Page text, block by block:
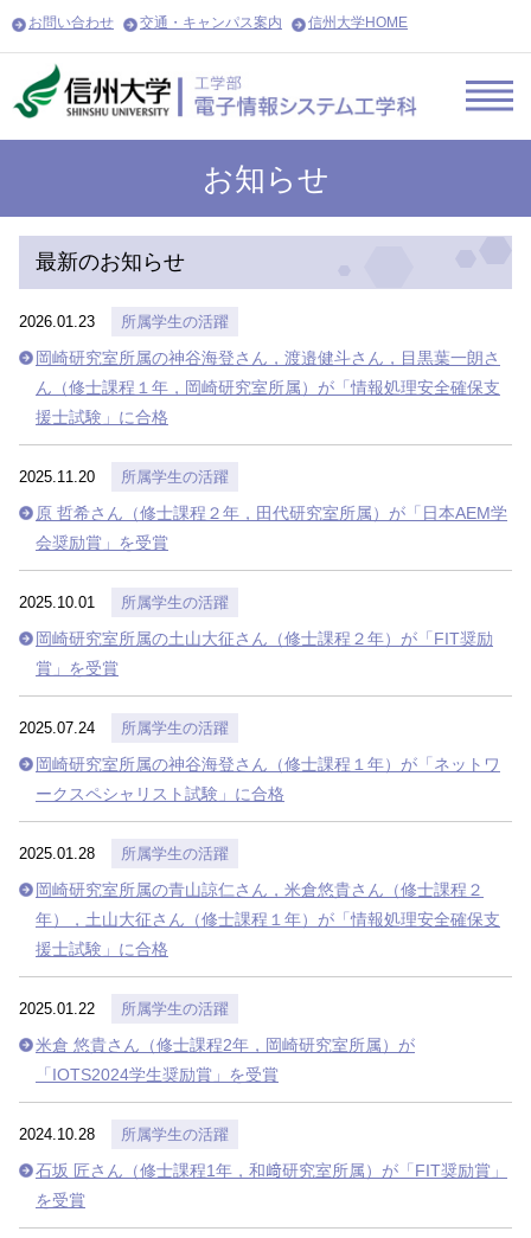
お問い合わせ 交通・キャンパス案内 信州大学HOME
お知らせ
最新のお知らせ
2026.01.23 所属学生の活躍
岡崎研究室所属の神谷海登さん，渡邉健斗さん，目黒葉一朗さ
ん（修士課程１年，岡崎研究室所属）が「情報処理安全確保支
援士試験」に合格
2025.11.20 所属学生の活躍
原 哲希さん（修士課程２年，田代研究室所属）が「日本AEM学
会奨励賞」を受賞
2025.10.01 所属学生の活躍
岡崎研究室所属の土山大征さん（修士課程２年）が「FIT奨励
賞」を受賞
2025.07.24 所属学生の活躍
岡崎研究室所属の神谷海登さん（修士課程１年）が「ネットワ
ークスペシャリスト試験」に合格
2025.01.28 所属学生の活躍
岡崎研究室所属の青山諒仁さん，米倉悠貴さん（修士課程２
年），土山大征さん（修士課程１年）が「情報処理安全確保支
援士試験」に合格
2025.01.22 所属学生の活躍
米倉 悠貴さん（修士課程2年，岡崎研究室所属）が
「IOTS2024学生奨励賞」を受賞
2024.10.28 所属学生の活躍
石坂 匠さん（修士課程1年，和﨑研究室所属）が「FIT奨励賞」
を受賞